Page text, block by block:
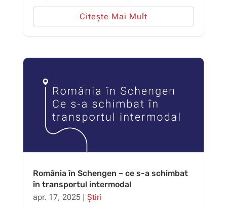
Citește Mai Mult
România în Schengen – ce s-a schimbat
în transportul intermodal
apr. 17, 2025| Știri